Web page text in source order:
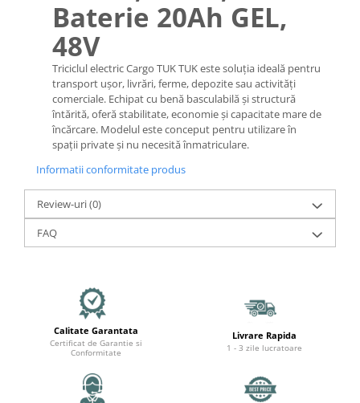
Baterie 20Ah GEL,
48V
Triciclul electric Cargo TUK TUK este soluția ideală pentru
transport ușor, livrări, ferme, depozite sau activități
comerciale. Echipat cu benă basculabilă și structură
întărită, oferă stabilitate, economie și capacitate mare de
încărcare. Modelul este conceput pentru utilizare în
spații private și nu necesită înmatriculare.
Informatii conformitate produs
Review-uri(0)
FAQ
Calitate Garantata
Certificat de Garantie si
Conformitate
Livrare Rapida
1 - 3 zile lucratoare